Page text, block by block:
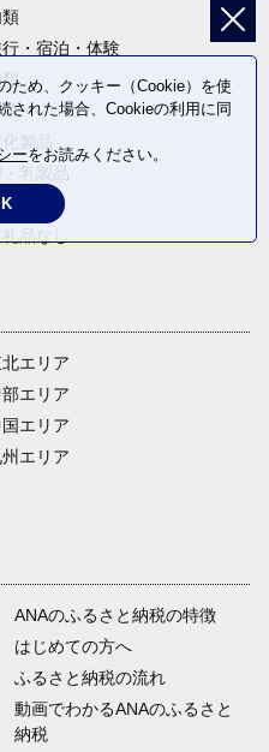
・宿泊・体験
穀物
エリア
エリア
エリア
州エリア
ANAのふるさと納税の特徴
はじめての方へ
ふるさと納税の流れ
動画でわかるANAのふるさと
納税
ため、クッキー（Cookie）を使
された場合、Cookieの利用に同
ーをお読みください。